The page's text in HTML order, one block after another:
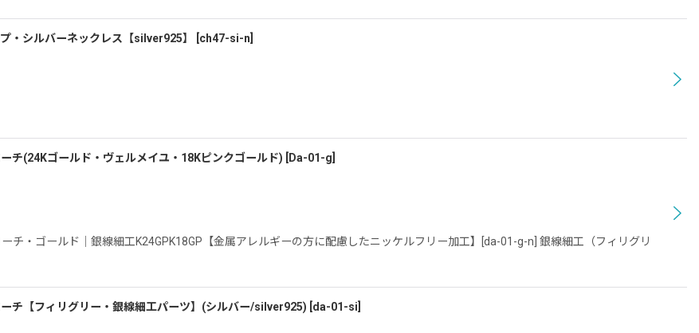
・シルバーネックレス【silver925】 ch47-si-n
チ(24Kゴールド・ヴェルメイユ・18Kピンクゴールド) Da-01-g
チ・ゴールド｜銀線細工K24GPK18GP【金属アレルギーの方に配慮したニッケルフリー加工】[da-01-g-n] 銀線細工（フィリグリ
チ【フィリグリー・銀線細工パーツ】(シルバー/silver925) da-01-si